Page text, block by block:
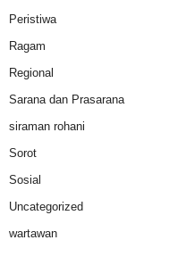
Peristiwa
Ragam
Regional
Sarana dan Prasarana
siraman rohani
Sorot
Sosial
Uncategorized
wartawan